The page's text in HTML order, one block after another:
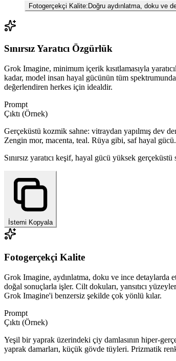
Fotogerçekçi Kalite:Doğru aydınlatma, doku ve
Sınırsız Yaratıcı Özgürlük
Grok Imagine, minimum içerik kısıtlamasıyla
kadar, model insan hayal gücünün tüm
değerlendiren herkes için idealdir.
Prompt
Çıktı (Örnek)
Gerçeküstü kozmik sahne: vitraydan yapılmış dev
Zengin mor, macenta, teal. Rüya gibi, saf hayal gücü.
Sınırsız yaratıcı keşif, hayal gücü yüksek
İstemi Kopyala
Fotogerçekçi Kalite
Grok Imagine, aydınlatma, doku ve ince detaylarda
doğal sonuçlarla işler. Cilt dokuları, yansıtıcı
Grok Imagine'i benzersiz şekilde çok yönlü kılar.
Prompt
Çıktı (Örnek)
Yeşil bir yaprak üzerindeki çiy damlasının hiper-
yaprak damarları, küçük gövde tüyleri. Prizmatik